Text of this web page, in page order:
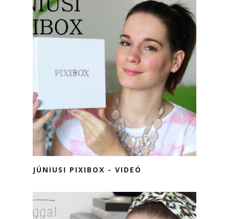
JÚNIUSI PIXIBOX - VIDEÓ